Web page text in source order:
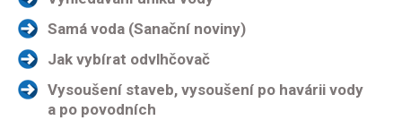
Samá voda (Sanační noviny)
Jak vybírat odvlhčovač
Vysoušení staveb, vysoušení po havárii vody
a po povodních